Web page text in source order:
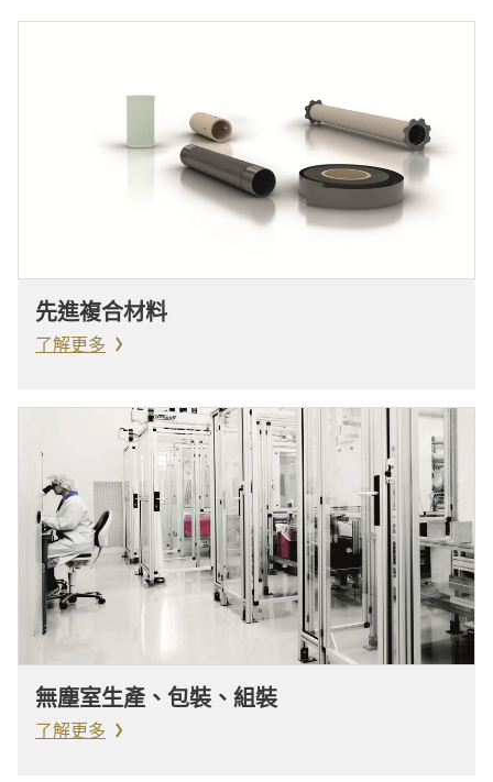
先進複合材料
了解更多
無塵室生產、包裝、組裝
了解更多